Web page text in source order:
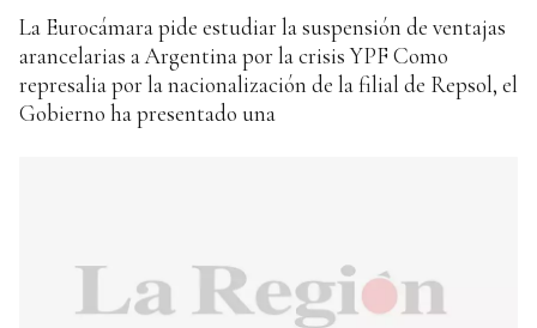
La Eurocámara pide estudiar la suspensión de ventajas
arancelarias a Argentina por la crisis YPF Como
represalia por la nacionalización de la filial de Repsol, el
Gobierno ha presentado una